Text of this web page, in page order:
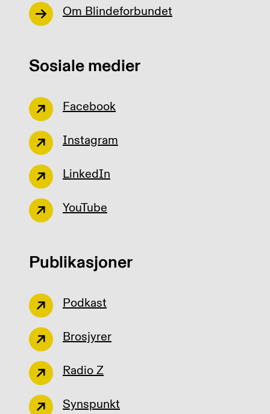
Om Blindeforbundet
Sosiale medier
Facebook
Instagram
LinkedIn
YouTube
Publikasjoner
Podkast
Brosjyrer
Radio Z
Synspunkt